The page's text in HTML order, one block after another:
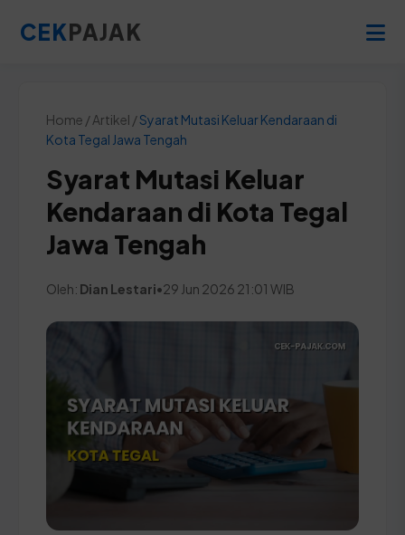
CEKPAJAK
Home / Artikel /Syarat Mutasi Keluar Kendaraan di
Kota Tegal Jawa Tengah
Syarat Mutasi Keluar
Kendaraan di Kota Tegal
Jawa Tengah
Oleh: Dian Lestari•29 Jun 2026 21:01 WIB